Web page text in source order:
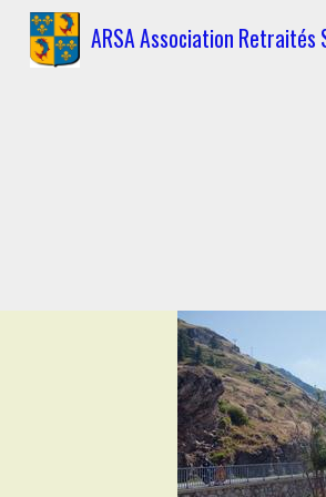
ARSA Association